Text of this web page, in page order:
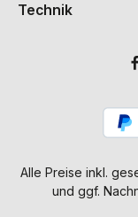
Technik
Alle Preise inkl.
und ggf.